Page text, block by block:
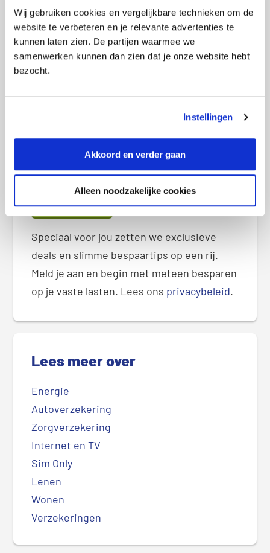
Wij gebruiken cookies en vergelijkbare technieken om de
website te verbeteren en je relevante advertenties te
kunnen laten zien. De partijen waarmee we
samenwerken kunnen dan zien dat je onze website hebt
bezocht.
Instellingen
Akkoord en verder gaan
Alleen noodzakelijke cookies
r
e
S
i
d
2026
Goedkoopste sim only-abonnement in augustus
2026
Ontvang exclusieve deals
Speciaal voor jou zetten we exclusieve
deals en slimme bespaartips op een rij.
Meld je aan en begin met meteen besparen
op je vaste lasten. Lees ons privacybeleid.
Lees meer over
Energie
Autoverzekering
Zorgverzekering
Internet en TV
Sim Only
Lenen
Wonen
Verzekeringen